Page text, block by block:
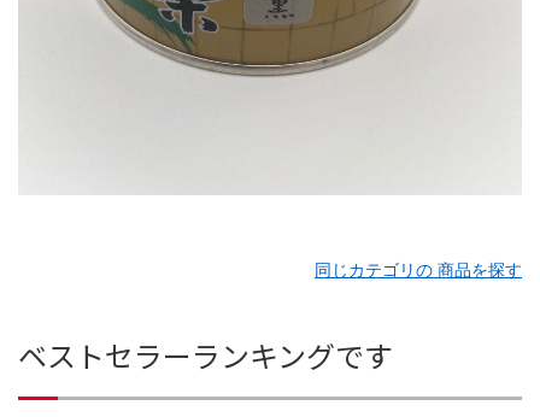
同じカテゴリの 商品を探す
ベストセラーランキングです